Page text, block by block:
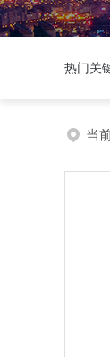
热门关
当